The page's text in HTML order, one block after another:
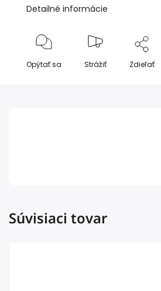
Detailné informácie
Opýtať sa Strážiť Zdieľať
Súvisiaci tovar